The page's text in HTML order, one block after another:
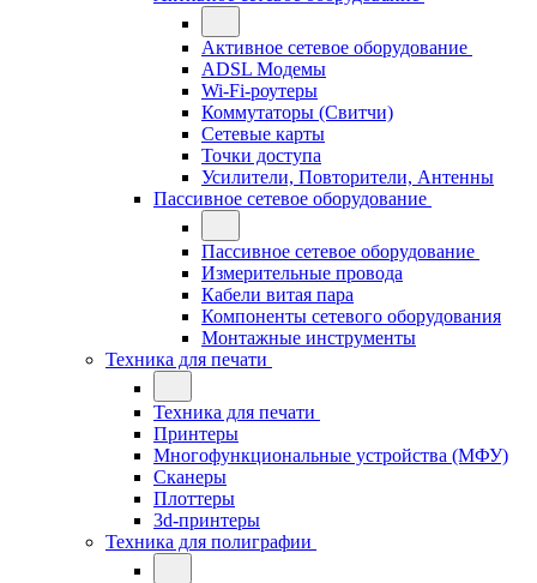
Активное сетевое оборудование
ADSL Модемы
Wi-Fi-роутеры
Коммутаторы (Свитчи)
Сетевые карты
Точки доступа
Усилители, Повторители, Антенны
Пассивное сетевое оборудование
Пассивное сетевое оборудование
Измерительные провода
Кабели витая пара
Компоненты сетевого оборудования
Монтажные инструменты
Техника для печати
Техника для печати
Принтеры
Многофункциональные устройства (МФУ)
Сканеры
Плоттеры
3d-принтеры
Техника для полиграфии